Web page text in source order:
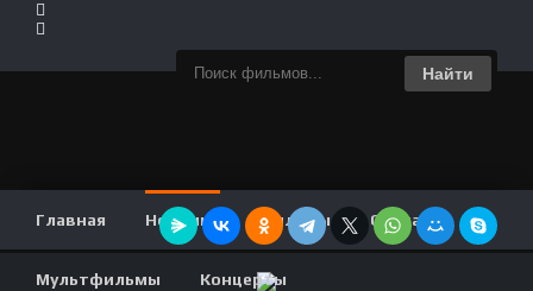
Найти
Главная Новинки Фильмы Сериалы
Мультфильмы Концерты